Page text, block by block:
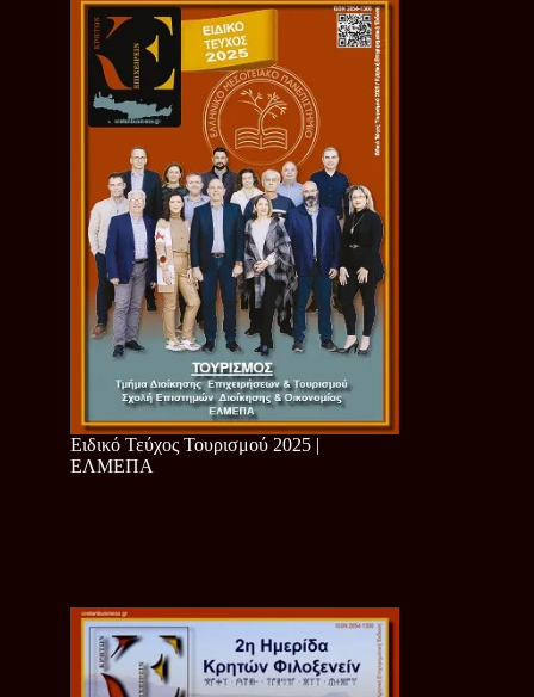
Ειδικό Τεύχος Τουρισμού 2025 |
ΕΛΜΕΠΑ